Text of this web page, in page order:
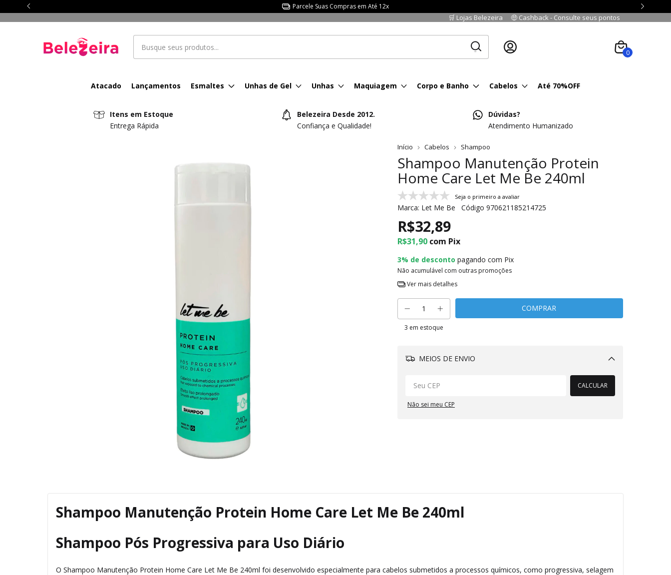
Parcele Suas Compras em Até 12x
🛒 Lojas Belezeira 🤑 Cashback - Consulte seus pontos
0
Atacado Lançamentos Esmaltes Unhas de Gel Unhas Maquiagem Corpo e Banho Cabelos Até 70%OFF
Itens em Estoque
Entrega Rápida
Belezeira Desde 2012.
Confiança e Qualidade!
Dúvidas?
Atendimento Humanizado
Início Cabelos Shampoo
Shampoo Manutenção Protein
Home Care Let Me Be 240ml
Seja o primeiro a avaliar
Marca: Let Me Be Código 970621185214725
R$32,89
R$31,90 com Pix
3% de desconto pagando com Pix
Não acumulável com outras promoções
Ver mais detalhes
3 em estoque
MEIOS DE ENVIO
Alterar CEP
CALCULAR
Não sei meu CEP
Shampoo Manutenção Protein Home Care Let Me Be 240ml
Shampoo Pós Progressiva para Uso Diário
O Shampoo Manutenção Protein Home Care Let Me Be 240ml foi desenvolvido especialmente para cabelos submetidos a processos químicos, como progressiva, selagem